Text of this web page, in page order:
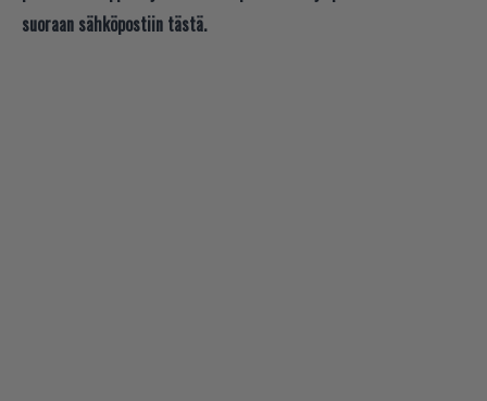
suoraan sähköpostiin tästä.